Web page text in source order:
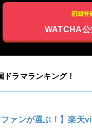
初回登
WATCHA公
ラマランキング！
ファンが選ぶ！】楽天